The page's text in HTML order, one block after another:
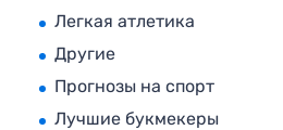
Легкая атлетика
Другие
Прогнозы на спорт
Лучшие букмекеры